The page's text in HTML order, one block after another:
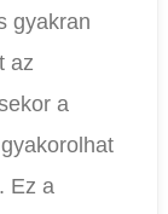
gyakran
az
a
Ez a